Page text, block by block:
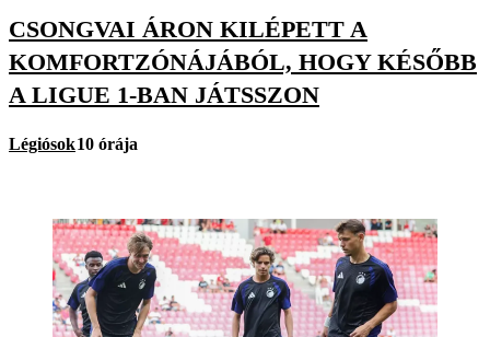
CSONGVAI ÁRON KILÉPETT A
KOMFORTZÓNÁJÁBÓL, HOGY KÉSŐBB
A LIGUE 1-BAN JÁTSSZON
Légiósok10 órája